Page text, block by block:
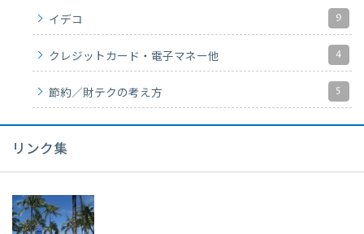
イデコ 9
クレジットカード・電子マネー他 4
節約／財テクの考え方 5
リンク集